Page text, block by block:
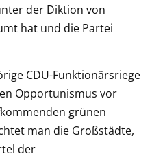
der Diktion von
hat und die Partei
CDU-Funktionärsriege
Opportunismus vor
grünen
man die Großstädte,
der